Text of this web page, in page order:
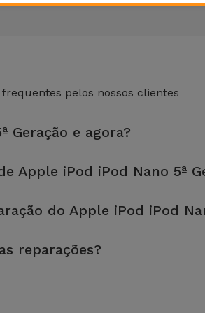
pelos nossos clientes
Geração e agora?
Apple iPod iPod Nano 5ª
do Apple iPod iPod
reparações?
da reparação mais barata.